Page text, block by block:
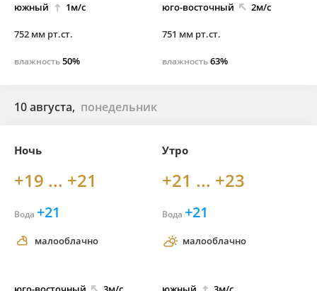
южный 1м/с
752 мм рт.ст.
влажность50%
юго-восточный 2м/с
751 мм рт.ст.
влажность63%
10 августа, понедельник
Ночь
+19 ... +21
Вода +21
малооблачно
Утро
+21 ... +23
Вода +21
малооблачно